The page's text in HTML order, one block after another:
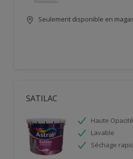
Seulement disponible en
SATILAC
Haute Opacité
Lavable
Séchage